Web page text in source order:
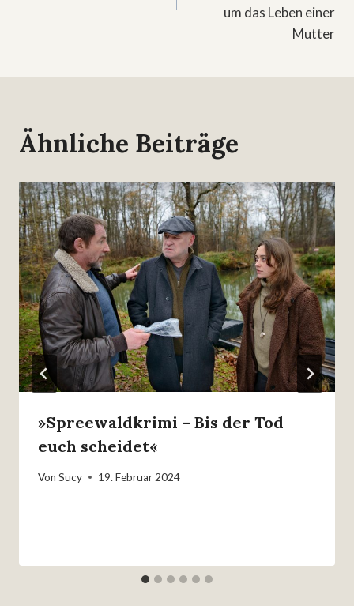
um das Leben einer
Mutter
Ähnliche Beiträge
»Spreewaldkrimi – Bis der Tod
euch scheidet«
Von Sucy 19. Februar 2024